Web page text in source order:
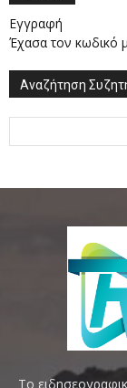
Εγγραφή
Έχασα τον κωδικό
Αναζήτηση
Το